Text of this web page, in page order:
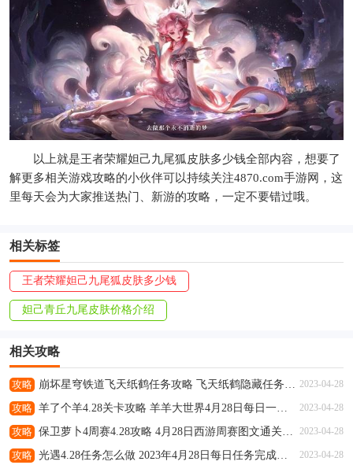
以上就是王者荣耀妲己九尾狐皮肤多少钱全部内容，想要了
解更多相关游戏攻略的小伙伴可以持续关注4870.com手游网，这
里每天会为大家推送热门、新游的攻略，一定不要错过哦。
相关标签
王者荣耀妲己九尾狐皮肤多少钱
妲己青丘九尾皮肤价格介绍
相关攻略
攻略 2023-04-28
攻略 2023-04-28
攻略 2023-04-28
攻略 2023-04-28